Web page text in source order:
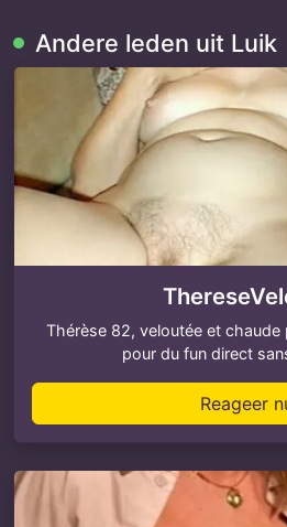
Andere leden uit Luik
Thérèse 82, veloutée et chaude
pour du fun direct
Reageer